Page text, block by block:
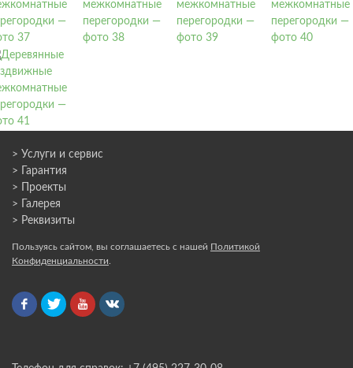
> Услуги и сервис
> Гарантия
> Проекты
> Галерея
> Реквизиты
Пользуясь сайтом, вы соглашаетесь с нашей Политикой
Конфиденциальности